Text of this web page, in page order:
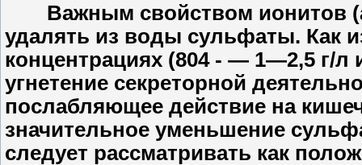
Важным свойством ионитов
удалять из воды сульфаты. Как
концентрациях (804 - — 1—2,5 г/
угнетение секреторной
послабляющее действие на
значительное уменьшение
следует рассматривать как